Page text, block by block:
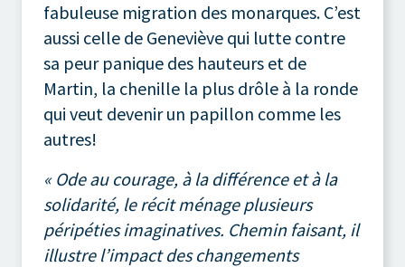
fabuleuse migration des monarques. C’est
aussi celle de Geneviève qui lutte contre
sa peur panique des hauteurs et de
Martin, la chenille la plus drôle à la ronde
qui veut devenir un papillon comme les
autres!
« Ode au courage, à la différence et à la
solidarité, le récit ménage plusieurs
péripéties imaginatives. Chemin faisant, il
illustre l’impact des changements